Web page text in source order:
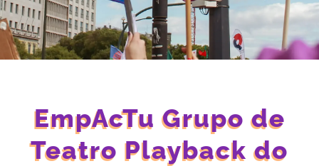
EmpAcTu Grupo de
Teatro Playback do